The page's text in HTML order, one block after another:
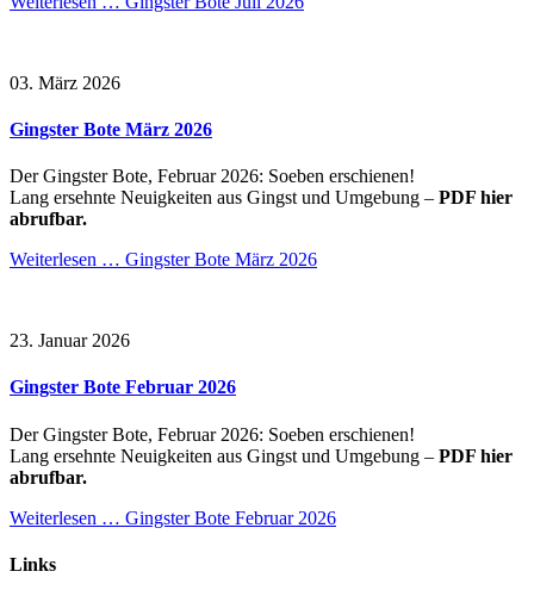
03. März 2026
Gingster Bote März 2026
Der Gingster Bote, Februar 2026: Soeben erschienen!
Lang ersehnte Neuigkeiten aus Gingst und Umgebung – PDF hier
abrufbar.
Weiterlesen … Gingster Bote März 2026
23. Januar 2026
Gingster Bote Februar 2026
Der Gingster Bote, Februar 2026: Soeben erschienen!
Lang ersehnte Neuigkeiten aus Gingst und Umgebung – PDF hier
abrufbar.
Weiterlesen … Gingster Bote Februar 2026
Links